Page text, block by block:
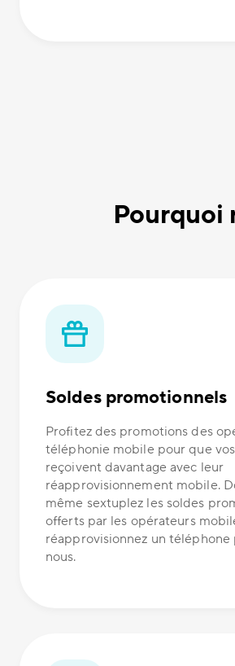
Pourquoi
Soldes promotionnels
Profitez des promotions des
téléphonie mobile pour que
reçoivent davantage avec leur
réapprovisionnement mobile.
même sextuplez les soldes
offerts par les opérateurs
réapprovisionnez un téléphone
nous.